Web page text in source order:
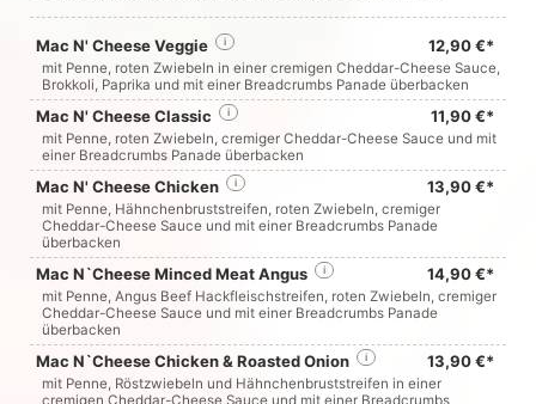
Mac N' Cheese Veggie 12,90 €*
i
mit Penne, roten Zwiebeln in einer cremigen Cheddar-Cheese Sauce,
Brokkoli, Paprika und mit einer Breadcrumbs Panade überbacken
Mac N' Cheese Classic 11,90 €*
i
mit Penne, roten Zwiebeln, cremiger Cheddar-Cheese Sauce und mit
einer Breadcrumbs Panade überbacken
Mac N' Cheese Chicken 13,90 €*
i
mit Penne, Hähnchenbruststreifen, roten Zwiebeln, cremiger
Cheddar-Cheese Sauce und mit einer Breadcrumbs Panade
überbacken
Mac N`Cheese Minced Meat Angus 14,90 €*
i
mit Penne, Angus Beef Hackfleischstreifen, roten Zwiebeln, cremiger
Cheddar-Cheese Sauce und mit einer Breadcrumbs Panade
überbacken
Mac N`Cheese Chicken & Roasted Onion 13,90 €*
i
mit Penne, Röstzwiebeln und Hähnchenbruststreifen in einer
cremigen Cheddar-Cheese Sauce und mit einer Breadcrumbs